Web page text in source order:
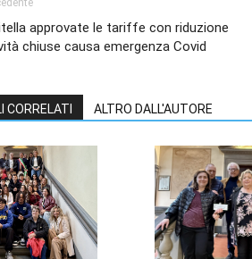
approvate le tariffe con riduzione
chiuse causa emergenza Covid
CORRELATI ALTRO DALL'AUTORE